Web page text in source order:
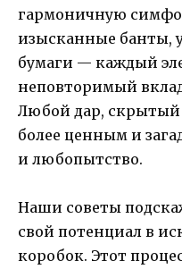
гармоничную
изысканные банты,
бумаги — каждый
неповторимый
Любой дар, скрытый
более ценным и
и любопытство.
Наши советы
свой потенциал в
коробок. Этот